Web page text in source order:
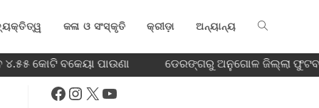
କଳା ଓ ସଂସ୍କୃତି କ୍ରୀଡ଼ା ଅନ୍ୟାନ୍ୟ
କୋଟି ବକେୟା ପାଉଣା ଡେରଙ୍ଗରୁ ଅନୁଗୋଳ ଜିଲ୍ଲା